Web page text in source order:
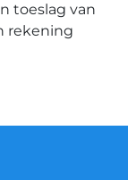
toeslag van
rekening